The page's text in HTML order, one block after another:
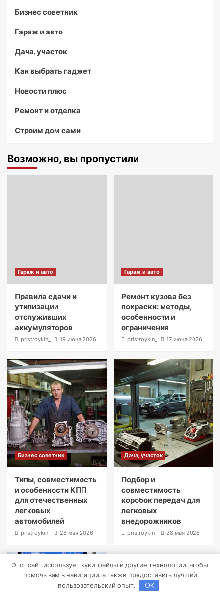
Бизнес советник
Гараж и авто
Дача, участок
Как выбрать гаджет
Новости плюс
Ремонт и отделка
Строим дом сами
Возможно, вы пропустили
Гараж и авто
Правила сдачи и
утилизации
отслуживших
аккумуляторов
pristroykin_ 19 июня 2026
Гараж и авто
Ремонт кузова без
покраски: методы,
особенности и
ограничения
pristroykin_ 17 июня 2026
Бизнес советник
Типы, совместимость
и особенности КПП
для отечественных
легковых
автомобилей
pristroykin_ 28 мая 2026
Дача, участок
Подбор и
совместимость
коробок передач для
легковых
внедорожников
pristroykin_ 28 мая 2026
Этот сайт использует куки-файлы и другие технологии, чтобы
помочь вам в навигации, а также предоставить лучший
пользовательский опыт.
OK